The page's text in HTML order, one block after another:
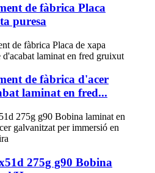
de fàbrica Placa
puresa
de fàbrica d'acer
laminat en fred...
275g g90 Bobina